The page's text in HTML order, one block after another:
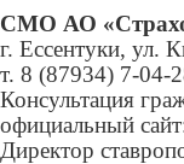
СМО АО
г. Ессентуки, ул.
т. 8 (87934) 7-04-
Консультация
официальный
Директор